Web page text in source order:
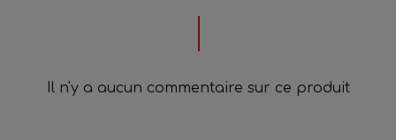
Il n'y a aucun commentaire sur ce produit